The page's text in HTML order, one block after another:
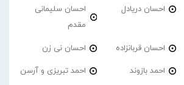
احسان دریادل
احسان سلیمانی
مقدم
احسان قربانزاده احسان نی زن
احمد بازوند احمد تبریزی و آرسن